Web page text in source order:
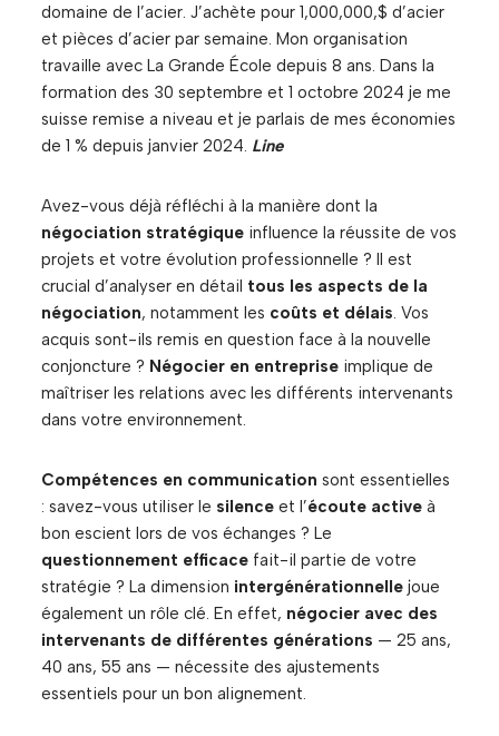
domaine de l’acier. J’achète pour 1,000,000,$ d’acier
et pièces d’acier par semaine. Mon organisation
travaille avec La Grande École depuis 8 ans. Dans la
formation des 30 septembre et 1 octobre 2024 je me
suisse remise a niveau et je parlais de mes économies
de 1 % depuis janvier 2024. Line
Avez-vous déjà réfléchi à la manière dont la
négociation stratégique influence la réussite de vos
projets et votre évolution professionnelle ? Il est
crucial d’analyser en détail tous les aspects de la
négociation, notamment les coûts et délais. Vos
acquis sont-ils remis en question face à la nouvelle
conjoncture ? Négocier en entreprise implique de
maîtriser les relations avec les différents intervenants
dans votre environnement.
Compétences en communication sont essentielles
: savez-vous utiliser le silence et l’écoute active à
bon escient lors de vos échanges ? Le
questionnement efficace fait-il partie de votre
stratégie ? La dimension intergénérationnelle joue
également un rôle clé. En effet, négocier avec des
intervenants de différentes générations — 25 ans,
40 ans, 55 ans — nécessite des ajustements
essentiels pour un bon alignement.